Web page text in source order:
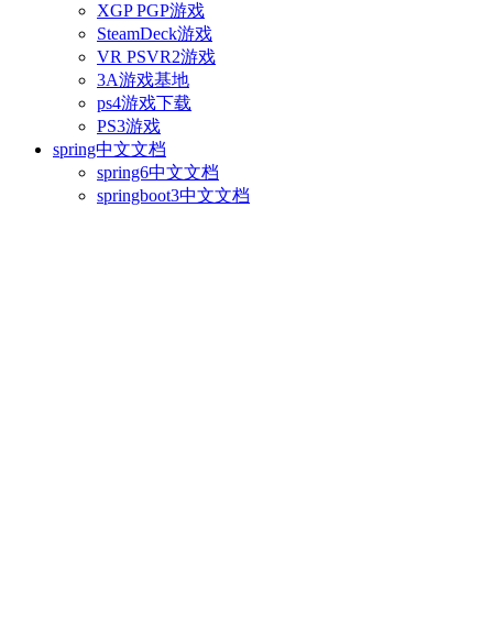
XGP PGP游戏
SteamDeck游戏
VR PSVR2游戏
3A游戏基地
ps4游戏下载
PS3游戏
spring中文文档
spring6中文文档
springboot3中文文档